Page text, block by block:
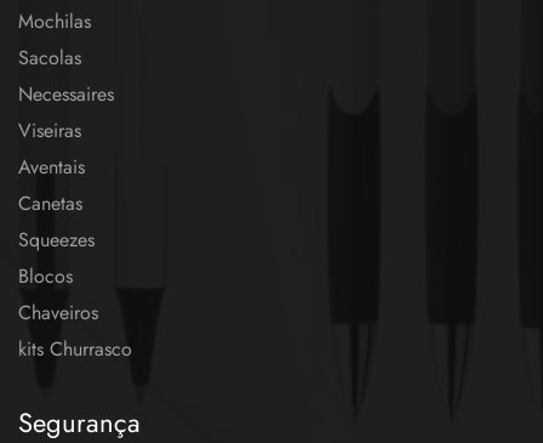
Mochilas
Sacolas
Necessaires
Viseiras
Aventais
Canetas
Squeezes
Blocos
Chaveiros
kits Churrasco
Segurança